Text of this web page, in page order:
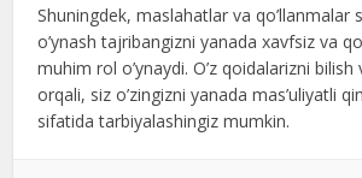
Shuningdek, maslahatlar va qo’llanmalar
o’ynash tajribangizni yanada xavfsiz va
muhim rol o’ynaydi. O’z qoidalarizni bilish
orqali, siz o’zingizni yanada mas’uliyatli
sifatida tarbiyalashingiz mumkin.